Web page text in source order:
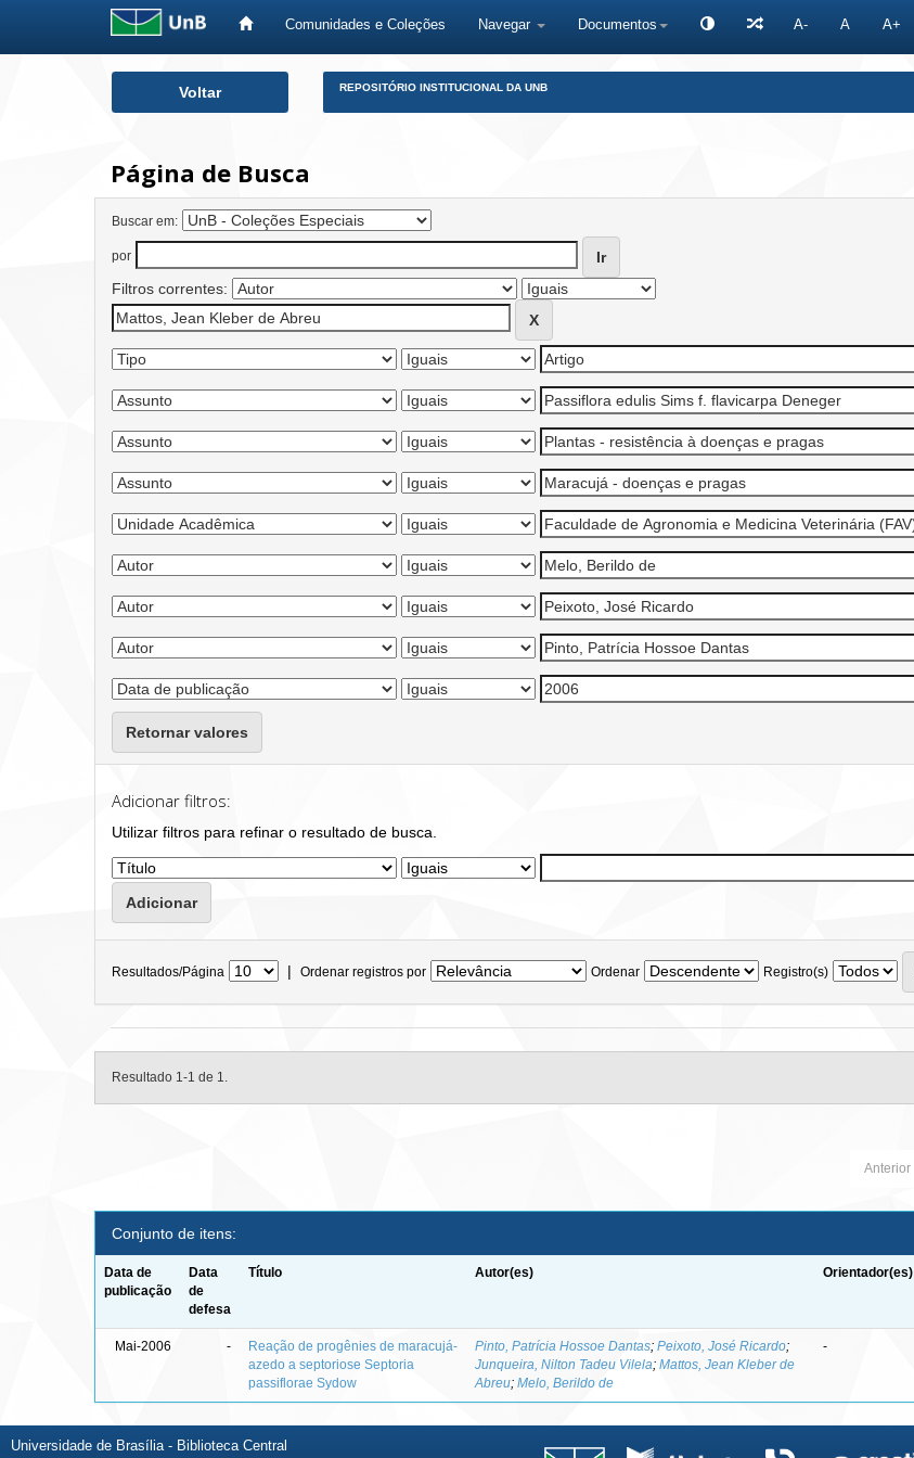
Comunidades e Coleções Navegar Documentos A- A A+
Voltar REPOSITÓRIO INSTITUCIONAL DA UNB
Página de Busca
Buscar em:
por
Filtros correntes:
Retornar valores
Adicionar filtros:
Utilizar filtros para refinar o resultado de busca.
Resultados/Página | Ordenar registros por Ordenar Registro(s)
Resultado 1-1 de 1.
Anterior
Conjunto de itens:
Data de
publicação
Data
de
defesa
Título Autor(es) Orientador(es)
Mai-2006 -
Reação de progênies de maracujá-
azedo a septoriose Septoria
passiflorae Sydow
Pinto, Patrícia Hossoe Dantas;Peixoto, José Ricardo;
Junqueira, Nilton Tadeu Vilela;Mattos, Jean Kleber de
Abreu;Melo, Berildo de
-
Universidade de Brasília - Biblioteca Central